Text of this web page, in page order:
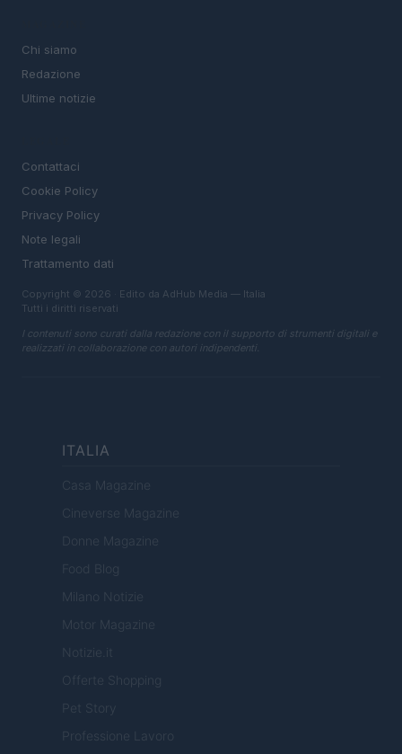
Chi siamo
Redazione
Ultime notizie
Contattaci
Cookie Policy
Privacy Policy
Note legali
Trattamento dati
Copyright © 2026 · Edito da AdHub Media — Italia
Tutti i diritti riservati
I contenuti sono curati dalla redazione con il supporto di strumenti digitali e
realizzati in collaborazione con autori indipendenti.
ITALIA
Casa Magazine
Cineverse Magazine
Donne Magazine
Food Blog
Milano Notizie
Motor Magazine
Notizie.it
Offerte Shopping
Pet Story
Professione Lavoro